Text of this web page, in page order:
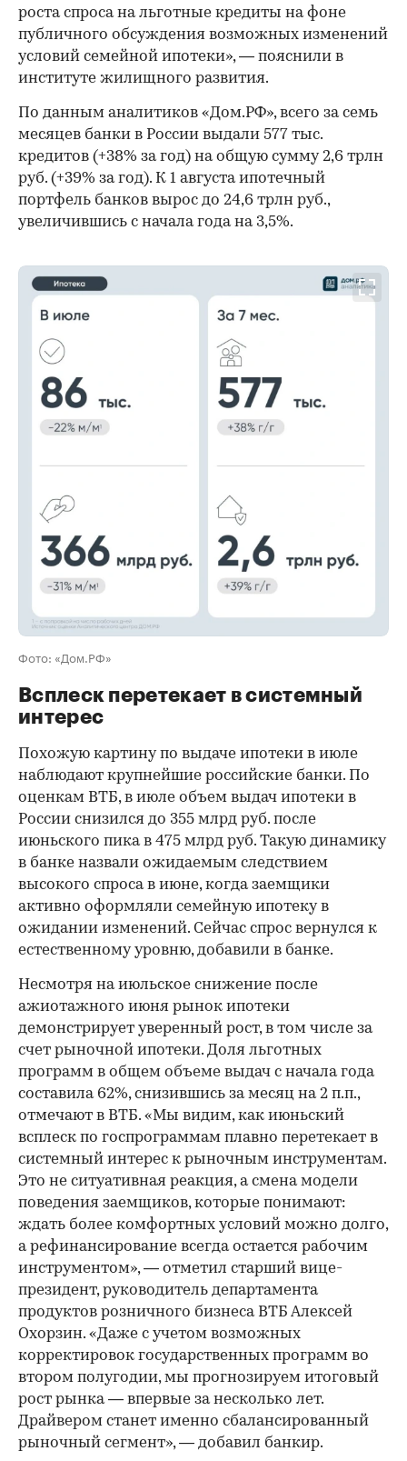
роста спроса на льготные кредиты на фоне
публичного обсуждения возможных изменений
условий семейной ипотеки», — пояснили в
институте жилищного развития.
По данным аналитиков «Дом.РФ», всего за семь
месяцев банки в России выдали 577 тыс.
кредитов (+38% за год) на общую сумму 2,6 трлн
руб. (+39% за год). К 1 августа ипотечный
портфель банков вырос до 24,6 трлн руб.,
увеличившись с начала года на 3,5%.
Фото: «Дом.РФ»
Всплеск перетекает в системный
интерес
Похожую картину по выдаче ипотеки в июле
наблюдают крупнейшие российские банки. По
оценкам ВТБ, в июле объем выдач ипотеки в
России снизился до 355 млрд руб. после
июньского пика в 475 млрд руб. Такую динамику
в банке назвали ожидаемым следствием
высокого спроса в июне, когда заемщики
активно оформляли семейную ипотеку в
ожидании изменений. Сейчас спрос вернулся к
естественному уровню, добавили в банке.
Несмотря на июльское снижение после
ажиотажного июня рынок ипотеки
демонстрирует уверенный рост, в том числе за
счет рыночной ипотеки. Доля льготных
программ в общем объеме выдач с начала года
составила 62%, снизившись за месяц на 2 п.п.,
отмечают в ВТБ. «Мы видим, как июньский
всплеск по госпрограммам плавно перетекает в
системный интерес к рыночным инструментам.
Это не ситуативная реакция, а смена модели
поведения заемщиков, которые понимают:
ждать более комфортных условий можно долго,
а рефинансирование всегда остается рабочим
инструментом», — отметил старший вице-
президент, руководитель департамента
продуктов розничного бизнеса ВТБ Алексей
Охорзин. «Даже с учетом возможных
корректировок государственных программ во
втором полугодии, мы прогнозируем итоговый
рост рынка — впервые за несколько лет.
Драйвером станет именно сбалансированный
рыночный сегмент», — добавил банкир.